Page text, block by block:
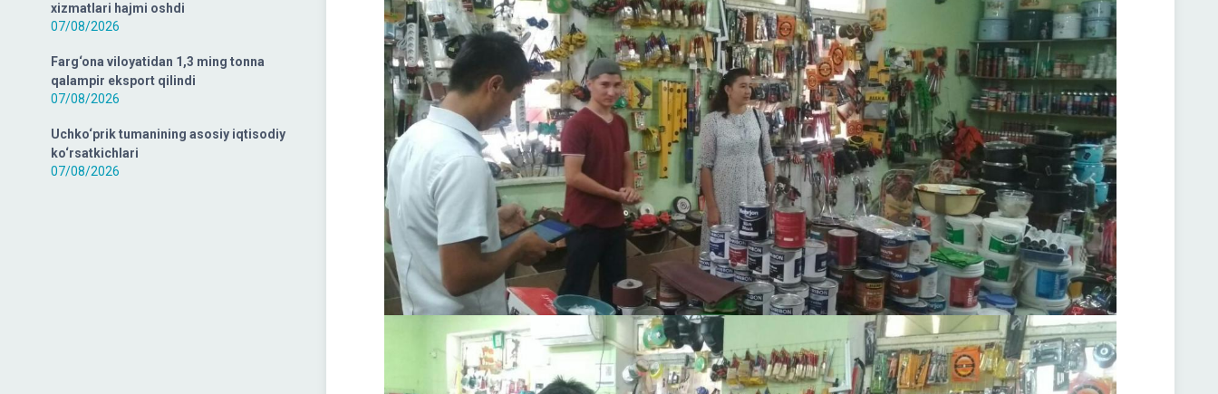
xizmatlari hajmi oshdi
07/08/2026
Farg‘ona viloyatidan 1,3 ming tonna
qalampir eksport qilindi
07/08/2026
Uchko‘prik tumanining asosiy iqtisodiy
ko‘rsatkichlari
07/08/2026